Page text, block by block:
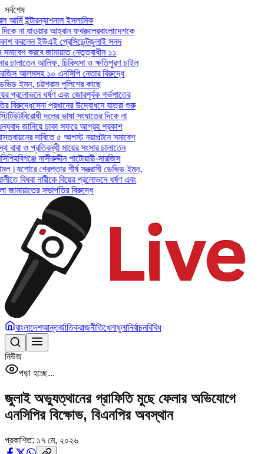
সর্বশেষ
ইন্টারন্যাশনাল ইসলামিক
না যাওয়ার আহ্বান ফখরুলেরবাংলাদেশকে
করলেন ইউএই প্রেসিডেন্টজুলাই সনদ
করবে জামায়াত নেতৃত্বাধীন ১১
আলিফ, চিকিৎসা ও ক্ষতিপূরণ চাইল
আলমসহ ১০ এনসিপি নেতার বিরুদ্ধে
ইমন, চট্টগ্রাম পুলিশের কাছে
প্রলোভনে ধর্ষণ এবং জোরপূর্বক গর্ভপাতের
সেনা প্রধানের উদ্বোধনে যাত্রা শুরু
বিরোধী দলের ভাষা সংঘাতের দিকে না
জানিয়ে ঢাকা সফরে আগ্রহ প্রকাশ
দাবিতে ৫ আগস্ট নয়াপল্টনে সমাবেশ
ও প্রতিবন্ধী মায়ের সংসার চালাতেন
হবিগঞ্জে নাসীরুদ্দীন পাটোয়ারী-সারজিস
যশোরে গ্রেপ্তার শীর্ষ সন্ত্রাসী ডেভিড ইমন,
বিধবা নারীকে বিয়ের প্রলোভনে ধর্ষণ এবং
সভাপতির বিরুদ্ধে
বাংলাদেশআন্তর্জাতিকরাজনীতিখেলাধুলানির্বাচনবিবিধ
নিউজ
পড়া হচ্ছে...
জুলাই অভ্যুত্থানের গ্রাফিতি মুছে ফেলার অভিযোগে
এনসিপির বিক্ষোভ, বিএনপির অবস্থান
প্রকাশিত: ১৭ মে, ২০২৬